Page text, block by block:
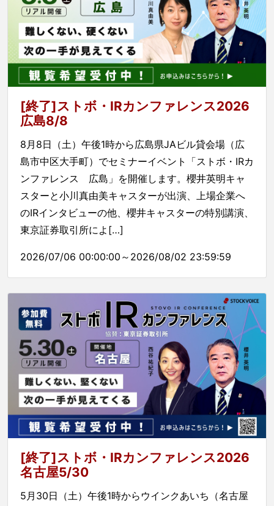
[終了]ストボ・IRカンファレンス2026
広島8/8
8月8日（土）午後1時から広島県JAビル貸会場（広
島市中区大手町）でセミナーイベント「ストボ・IRカ
ンファレンス 広島」を開催します。櫻井英明キャ
スターと小川真由美キャスターが出演、上場企業へ
のIRインタビューの他、櫻井キャスターの特別講演、
東京証券取引所によ[…]
2026/07/06 00:00:00～2026/08/02 23:59:59
[終了]ストボ・IRカンファレンス2026
名古屋5/30
5月30日（土）午後1時からウインクあいち（名古屋